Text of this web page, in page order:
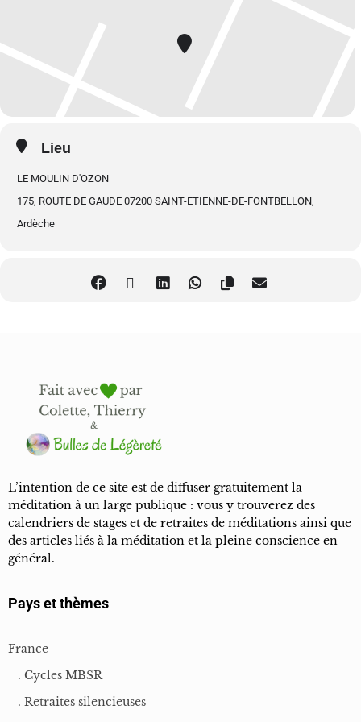
Auto-massages et mouvements énergétiques
tradition taoïste. Pour équilibrer et revitaliser l’énergie selon le
dynamiques Yin & Yang et l’éveil d’une présence consciente et
Rejoignez ce voyage transformateur et laissez-vous guider par l’énergie
Ce module introduit des techniques fondamentales d’ancrage, de
centrage et d’harmonisation qui serviront de base à toutes vos pratiques
énergétiques.
Renforcer votre vitalité et votre équilibre intérieur
En apprenant à éveiller et transformer le Chi, vous optimiserez votre
Lieu
LE MOULIN D'OZON
175, ROUTE DE GAUDE 07200 SAINT-ETIENNE-DE-FONTBELLON,
Ardèche
L’intention de ce site est de diffuser gratuitement la
méditation à un large publique : vous y trouverez des
calendriers de stages et de retraites de méditations ainsi que
des articles liés à la méditation et la pleine conscience en
général.
Pays et thèmes
France
. Cycles MBSR
. Retraites silencieuses